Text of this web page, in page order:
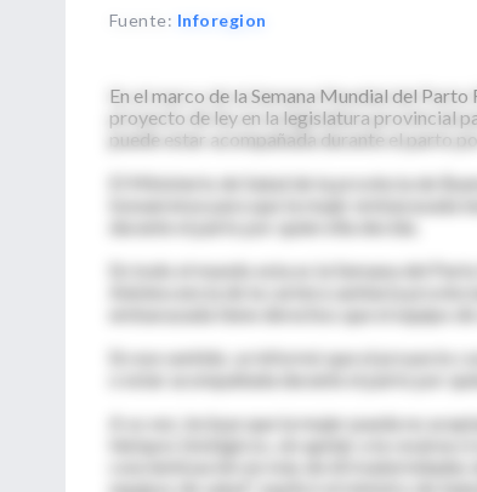
Fuente: Inforegion
En el marco de la Semana Mundial del
proyecto de ley en la legislatura provincial
puede estar acompañada durante el parto
El Ministerio de Salud de la provincia de
bonaerense para que la mujer embarazada
En todo el mundo esta es la Semana del
Adolescencia de la cartera sanitaria
En ese sentido, se informó que el proyecto
A su vez, incluye que la mujer pueda no
concientización en más de 60